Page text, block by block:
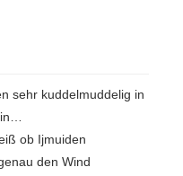
sehr kuddelmuddelig in
ob Ijmuiden
den Wind